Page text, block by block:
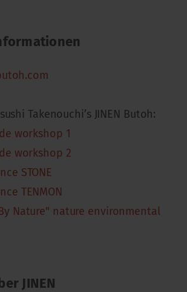
Takenouchi’s JINEN Butoh:
workshop 1
workshop 2
STONE
TENMON
Nature" nature environmental
JINEN